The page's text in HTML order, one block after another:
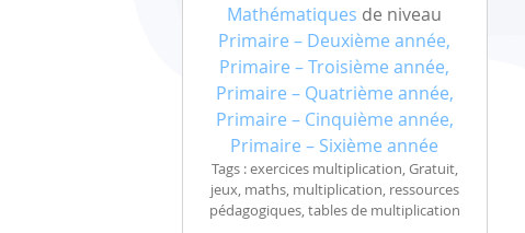
Mathématiques de niveau
Primaire – Deuxième année,
Primaire – Troisième année,
Primaire – Quatrième année,
Primaire – Cinquième année,
Primaire – Sixième année
Tags : exercices multiplication, Gratuit,
jeux, maths, multiplication, ressources
pédagogiques, tables de multiplication